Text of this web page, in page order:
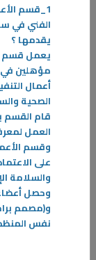
قصــة نجــاح
دائماً ما تسعى دولة
لمبادرة صاحب السمو
1_ قسم
الفني في
يقدمها ؟
يعمل قسم
مؤهلين في
أعمال
الصحية
قام القسم
العمل
وقسم
على
والسلامة
وحصل
و(مصمم
نفس